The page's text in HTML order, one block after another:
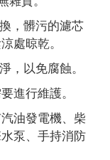
，髒污的濾芯
處晾乾。
，以免腐蝕。
進行維護。
油發電機、柴
泵、手持消防